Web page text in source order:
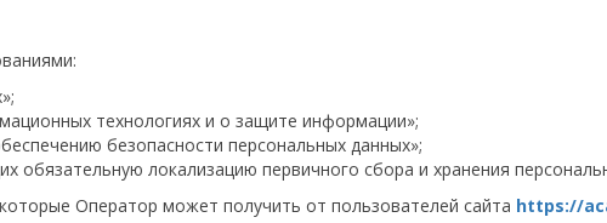
технологиях и о защите информации»;
безопасности персональных данных»;
обязательную локализацию первичного сбора и хранения
Оператор может получить от пользователей сайта https://